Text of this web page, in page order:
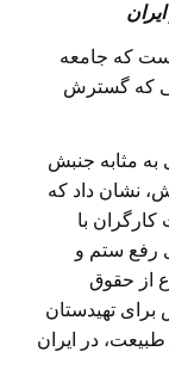
که جامعه
که گسترش
به مثابه جنبش
نشان داد که
با
رفع ستم و
از حقوق
تهیدستان
در ایران